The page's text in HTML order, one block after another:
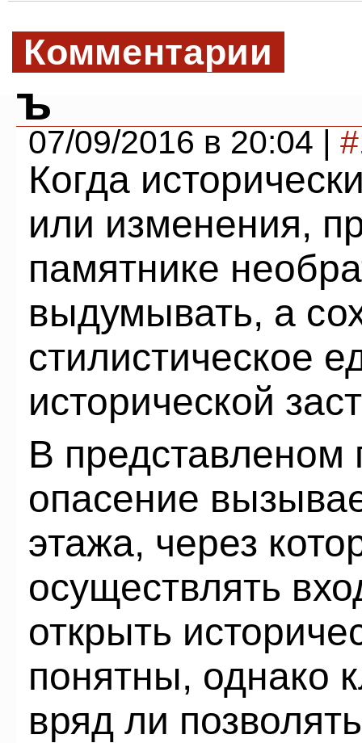
Комментарии
ъ
07/09/2016 в 20:04 |
Когда
или изменения,
памятнике
выдумывать, а
стилистическое
исторической
В представленом
опасение
этажа, через
осуществлять
открыть
понятны, однако
вряд ли